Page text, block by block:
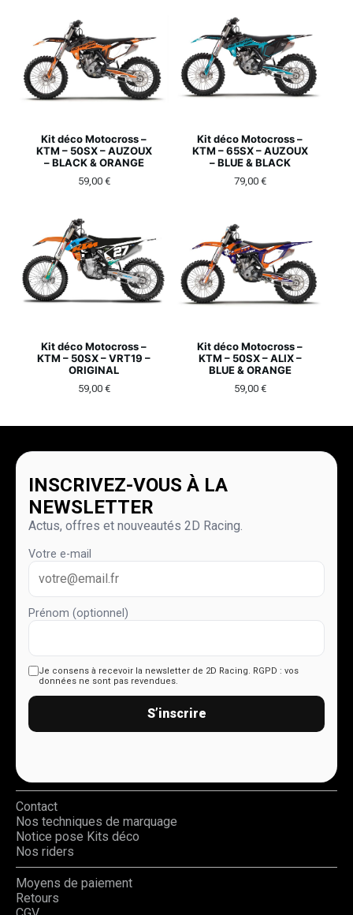
Kit déco Motocross –
KTM – 50SX – AUZOUX
– BLACK & ORANGE
59,00 €
Kit déco Motocross –
KTM – 65SX – AUZOUX
– BLUE & BLACK
79,00 €
Kit déco Motocross –
KTM – 50SX – VRT19 –
ORIGINAL
59,00 €
Kit déco Motocross –
KTM – 50SX – ALIX –
BLUE & ORANGE
59,00 €
INSCRIVEZ-VOUS À LA
NEWSLETTER
Actus, offres et nouveautés 2D Racing.
Votre e-mail
Prénom (optionnel)
Je consens à recevoir la newsletter de 2D Racing. RGPD : vos
données ne sont pas revendues.
S’inscrire
Contact
Nos techniques de marquage
Notice pose Kits déco
Nos riders
Moyens de paiement
Retours